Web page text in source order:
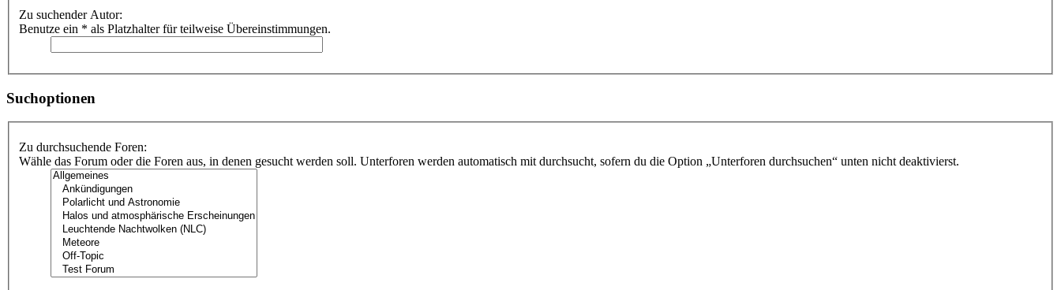
Zu suchender Autor:
Benutze ein * als Platzhalter für teilweise Übereinstimmungen.
Suchoptionen
Zu durchsuchende Foren:
Wähle das Forum oder die Foren aus, in denen gesucht werden soll. Unterforen werden automatisch mit durchsucht, sofern du die Option „Unterforen durchsuchen“ unten nicht deaktivierst.